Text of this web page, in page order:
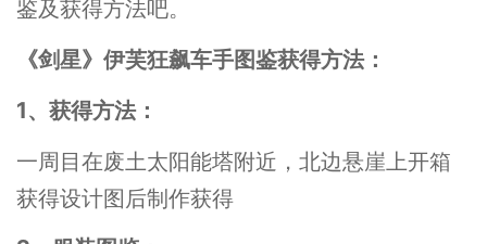
鉴及获得方法吧。
《剑星》伊芙狂飙车手图鉴获得方法：
1、获得方法：
一周目在废土太阳能塔附近，北边悬崖上开箱
获得设计图后制作获得